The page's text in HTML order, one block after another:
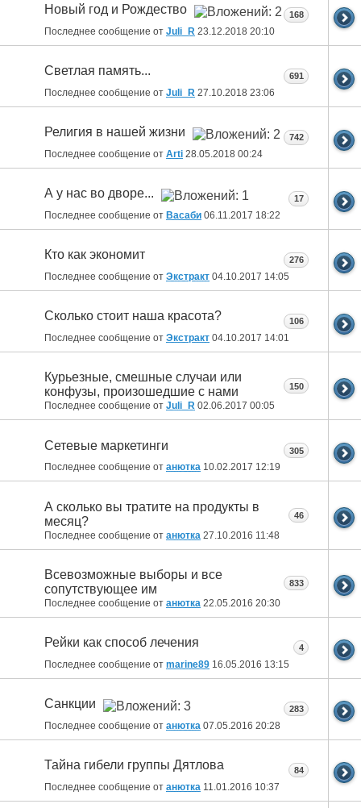
Новый год и Рождество
Последнее сообщение от Juli_R 23.12.2018 20:10
168
Светлая память...
Последнее сообщение от Juli_R 27.10.2018 23:06
691
Религия в нашей жизни
Последнее сообщение от Arti 28.05.2018 00:24
742
А у нас во дворе...
Последнее сообщение от Васаби 06.11.2017 18:22
17
Кто как экономит
Последнее сообщение от Экстракт 04.10.2017 14:05
276
Сколько стоит наша красота?
Последнее сообщение от Экстракт 04.10.2017 14:01
106
Курьезные, смешные случаи или
конфузы, произошедшие с нами
Последнее сообщение от Juli_R 02.06.2017 00:05
150
Сетевые маркетинги
Последнее сообщение от анютка 10.02.2017 12:19
305
А сколько вы тратите на продукты в
месяц?
Последнее сообщение от анютка 27.10.2016 11:48
46
Всевозможные выборы и все
сопутствующее им
Последнее сообщение от анютка 22.05.2016 20:30
833
Рейки как способ лечения
Последнее сообщение от marine89 16.05.2016 13:15
4
Санкции
Последнее сообщение от анютка 07.05.2016 20:28
283
Тайна гибели группы Дятлова
Последнее сообщение от анютка 11.01.2016 10:37
84